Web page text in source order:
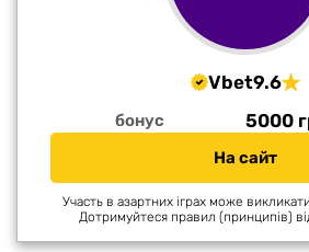
Vbet9.6
бонус 5000
На сайт
Участь в азартних іграх може
Дотримуйтеся правил (принципів)